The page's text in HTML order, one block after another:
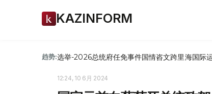
KAZINFORM
趋势:选举-2026总统府任免事件国情咨文跨里海国际
12:24, 10 6月 2024